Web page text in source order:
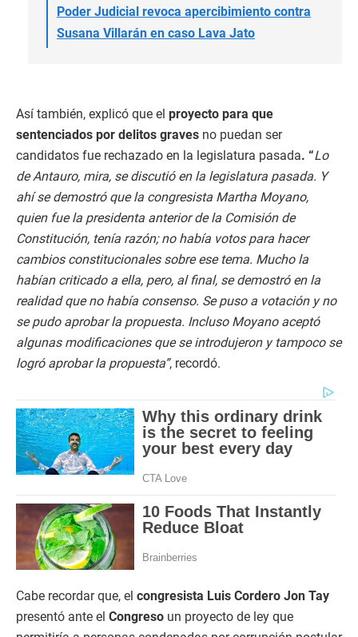
Poder Judicial revoca apercibimiento contra
Susana Villarán en caso Lava Jato
Así también, explicó que el proyecto para que
sentenciados por delitos graves no puedan ser
candidatos fue rechazado en la legislatura pasada. “Lo
de Antauro, mira, se discutió en la legislatura pasada. Y
ahí se demostró que la congresista Martha Moyano,
quien fue la presidenta anterior de la Comisión de
Constitución, tenía razón; no había votos para hacer
cambios constitucionales sobre ese tema. Mucho la
habían criticado a ella, pero, al final, se demostró en la
realidad que no había consenso. Se puso a votación y no
se pudo aprobar la propuesta. Incluso Moyano aceptó
algunas modificaciones que se introdujeron y tampoco se
logró aprobar la propuesta”, recordó.
Cabe recordar que, el congresista Luis Cordero Jon Tay
presentó ante el Congreso un proyecto de ley que